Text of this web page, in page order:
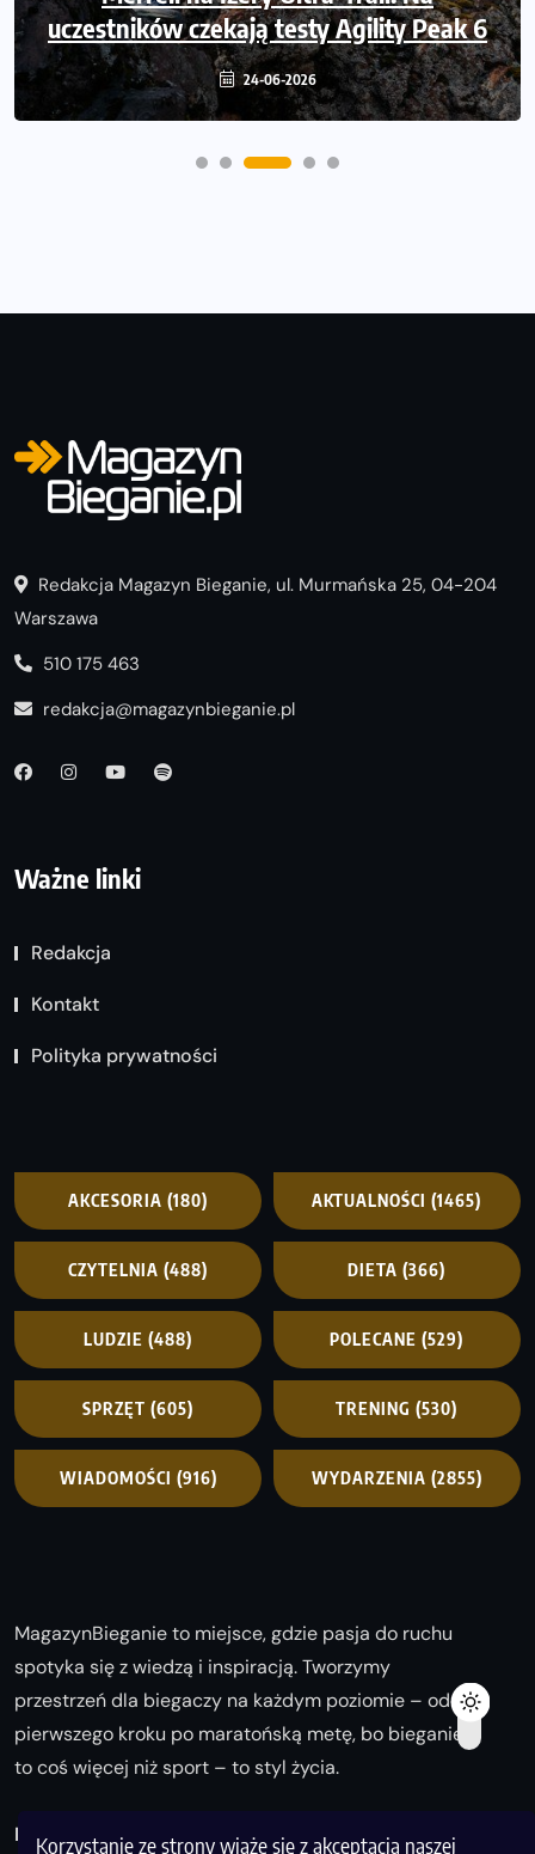
Korzystanie ze strony wiąże się z akceptacją naszej
uczestników czekają testy Agility Peak 6
24-06-2026
niepełnosprawnością ruchową
14-06-2026
Redakcja Magazyn Bieganie, ul. Murmańska 25, 04-204
Warszawa
510 175 463
redakcja@magazynbieganie.pl
Ważne linki
Redakcja
Kontakt
Polityka prywatności
AKCESORIA (180) AKTUALNOŚCI (1465)
CZYTELNIA (488) DIETA (366)
LUDZIE (488) POLECANE (529)
SPRZĘT (605) TRENING (530)
WIADOMOŚCI (916) WYDARZENIA (2855)
MagazynBieganie to miejsce, gdzie pasja do ruchu
spotyka się z wiedzą i inspiracją. Tworzymy
przestrzeń dla biegaczy na każdym poziomie – od
pierwszego kroku po maratońską metę, bo bieganie
to coś więcej niż sport – to styl życia.
Biegaj z nami i odkrywaj swoją najlepszą wersję!